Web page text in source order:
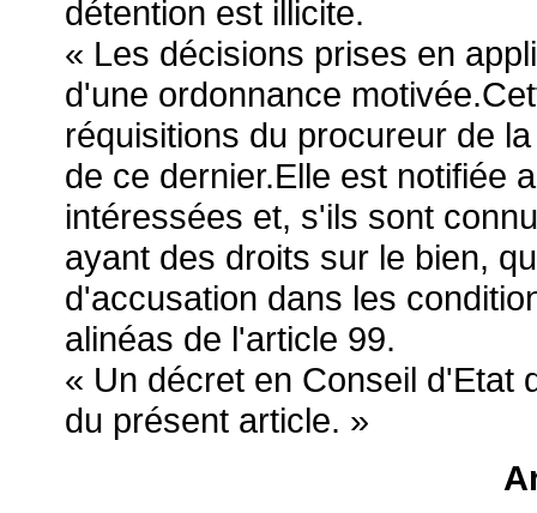
détention est illicite.
« Les décisions prises en
d'une ordonnance
réquisitions du procureur de
de ce dernier.Elle est notifiée
intéressées et, s'ils sont
ayant des droits sur le bien,
d'accusation dans les
alinéas de l'article 99.
« Un décret en Conseil d'Etat
du présent article. »